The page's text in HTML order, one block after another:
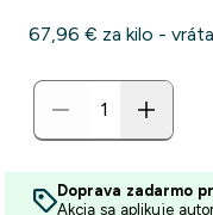
67,96 €‎ za kilo -
Doprava zadarmo
Akcia sa aplikuje